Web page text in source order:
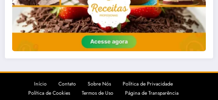
Início Contato Sobre Nós
Política de Privacidade
Política de Cookies
Termos de Uso
Página de Transparência